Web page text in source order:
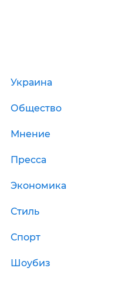
Украина
Общество
Мнение
Пресса
Экономика
Стиль
Спорт
Шоубиз